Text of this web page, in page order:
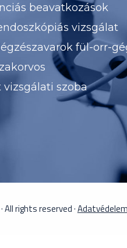
beavatkozások
vizsgálat
fül-orr-
vizsgálati szoba
All rights reserved ·